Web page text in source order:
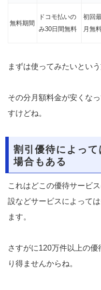
無料期間
ドコモ払いの
み30日間無料
初回
月無
まずは使ってみたいとい
その分月額料金が安くな
すけどね。
割引優待によっ
場合もある
これはどこの優待サービ
設などサービスによって
ます。
さすがに120万件以上の
り得ませんからね。